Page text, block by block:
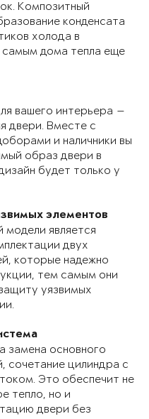
Композитный
конденсата
холода в
самым дома тепла еще
вашего интерьера —
двери. Вместе с
и наличники вы
образ двери в
будет только у
элементов
является
двух
которые надежно
тем самым они
уязвимых
замена основного
сочетание цилиндра с
Это обеспечит не
тепло, но и
двери без